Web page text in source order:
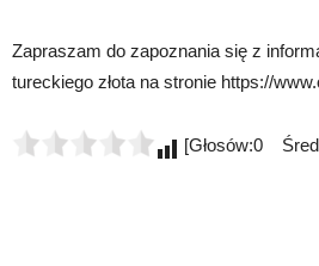
Zapraszam do zapoznania się z
tureckiego złota na stronie https://
[Głosów:0